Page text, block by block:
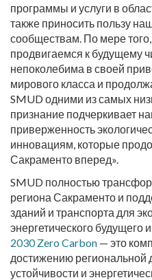
программы и услуги в
также приносить пользу
сообществам. По мере
продвигаемся к будущему
непоколебима в своей
мирового класса и
SMUD одними из самых
признание подчеркивает
приверженность
инновациям, которые
Сакраменто вперед».
SMUD полностью
региона Сакраменто и
зданий и транспорта для
энергетического будущего
2030 Zero Carbon — это
достижению региональной
устойчивости и